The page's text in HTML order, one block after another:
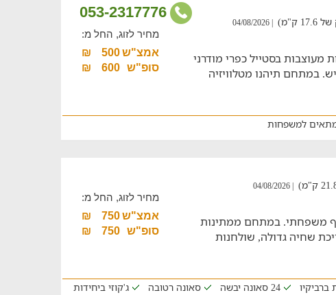
053-2317776
ק"מ) | 04/08/2026
מושלם, ב-5 סוויטות מעוצבות בסטייל כפרי מודרני
משפחות וקבוצות עד 30 איש. במתחם תיהנו מטלוויזיה
מחיר לזוג, החל מ:
אמצ"ש500
₪
סופ"ש
600
₪
למשפחות
| 04/08/2026
משפחתי. במתחם ממתינות
בריכת שחיה גדולה, שולחנות
מחיר לזוג, החל מ:
אמצ"ש750
₪
סופ"ש
750
₪
ברביקיו 24 סאונה יבשה סאונה רטובה
ג'קוזי ביחידות